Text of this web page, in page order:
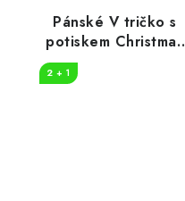
Pánské V tričko s
potiskem Christmas
2 + 1